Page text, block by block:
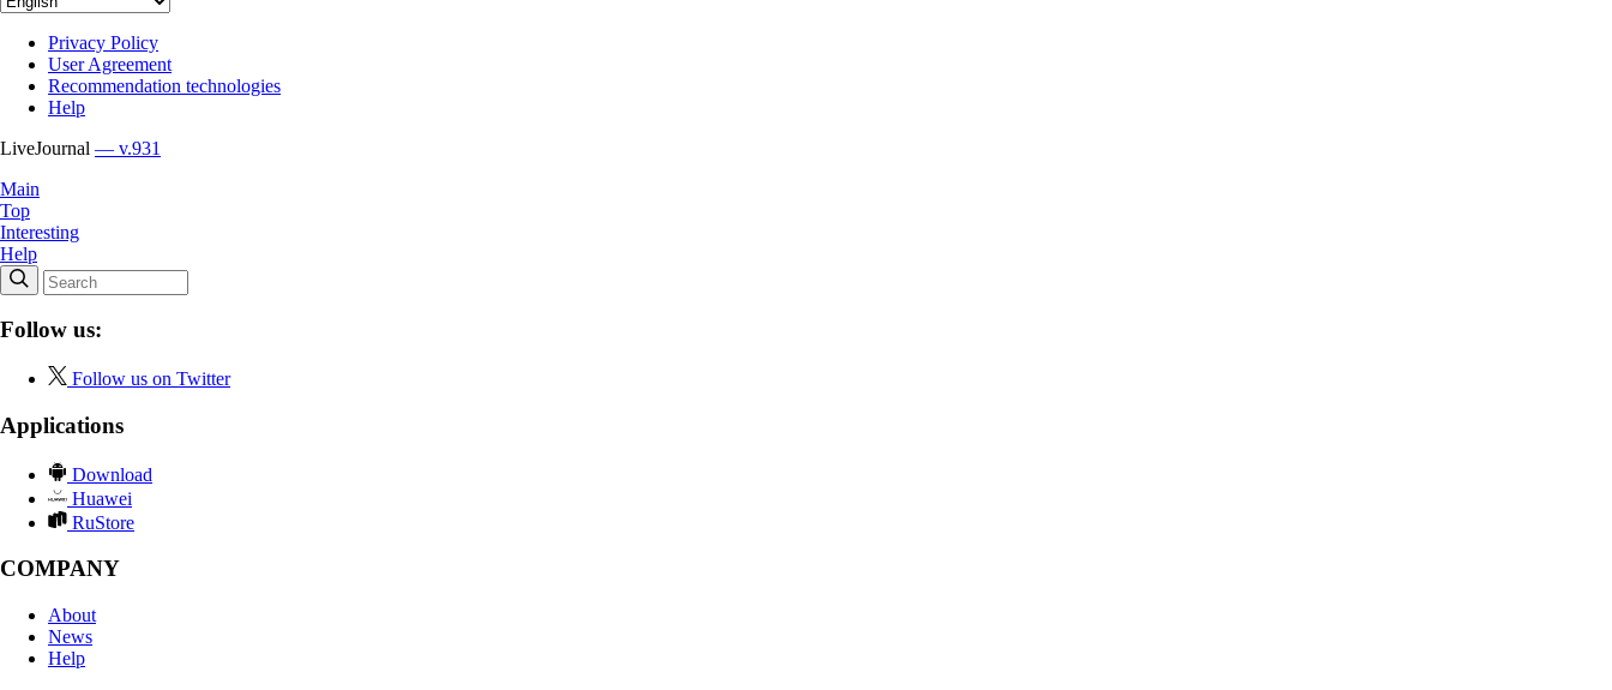
Privacy Policy
User Agreement
Recommendation technologies
Help
LiveJournal — v.931
Main
Top
Interesting
Help
Follow us:
Follow us on Twitter
Applications
Download
Huawei
RuStore
COMPANY
About
News
Help